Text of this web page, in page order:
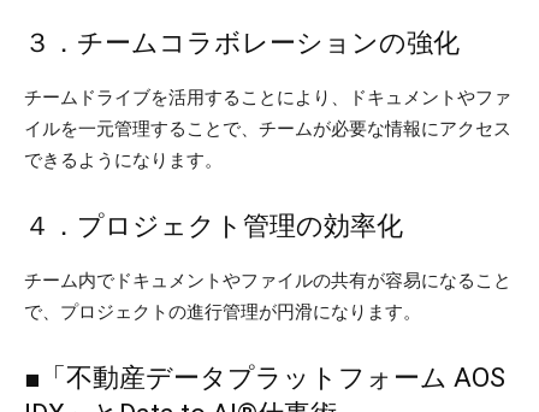
３．チームコラボレーションの強化
チームドライブを活用することにより、ドキュメントやファ
イルを一元管理することで、チームが必要な情報にアクセス
できるようになります。
４．プロジェクト管理の効率化
チーム内でドキュメントやファイルの共有が容易になること
で、プロジェクトの進行管理が円滑になります。
■「不動産データプラットフォーム AOS